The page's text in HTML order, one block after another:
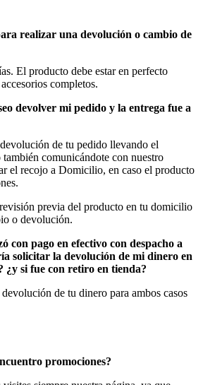
realizar una devolución o cambio de
El producto debe estar en perfecto
completos.
devolver mi pedido y la entrega fue a
de tu pedido llevando el
comunicándote con nuestro
el recojo a Domicilio, en caso el producto
previa del producto en tu domicilio
o devolución.
con pago en efectivo con despacho a
solicitar la devolución de mi dinero en
¿y si fue con retiro en tienda?
de tu dinero para ambos casos
promociones?